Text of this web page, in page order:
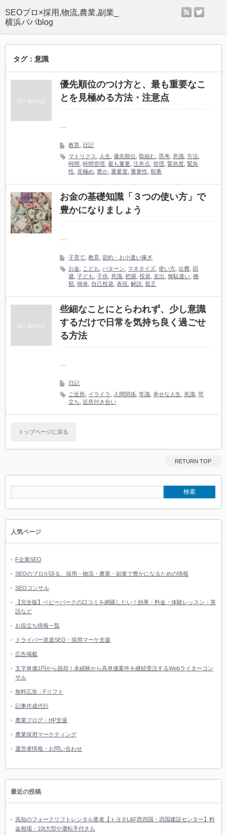
SEOプロ×採用,物流,農業,副業_
横浜パパblog
rss
タグ：意識
優先順位のつけ方と、最も重要なこ
とを見極める方法・注意点
…
教育 日記
マトリクス
人生 ,優先順位 ,取組む 思考 ,意識 ,方法
時間 ,時間管理 ,最も重要 ,注意点 ,管理 ,緊急度 ,緊急
性
見極め 豊か ,重要度 ,重要性 順番
お金の基礎知識「３つの使い方」で
豊かになりましょう
…
子育て ,教育 ,節約・お小遣い稼ぎ
お金
こども パターン マネタイズ ,使い方 ,出費 回
避 ,子ども ,子供 ,意識 ,把握 ,投資 ,支出 ,無駄遣い ,種
類 ,簡単 自己投資 ,表現 ,解説 ,貧乏
些細なことにとらわれず、少し意識
するだけで日常を気持ち良く過ごせ
る方法
…
日記
ご近所 イライラ 人間関係 ,常識 ,幸せな人生 ,意識 ,苛
立ち ,近所付き合い
トップページに戻る
RETURN TOP
人気ページ
F企業SEO
SEOのプロが語る、採用・物流・農業・副業で豊かになるための情報
SEOコンサル
【完全版】ベビーパークの口コミを網羅したい！効果・料金・体験レッスン・英
語など
お役立ち情報一覧
ドライバー派遣SEO・採用マーケ支援
広告掲載
文字単価1円から脱却！未経験から高単価案件を継続受注するWebライターコン
サル
無料広告：Fリフト
記事作成代行
農業ブログ・HP支援
農業採用マーケティング
運営者情報・お問い合わせ
最近の投稿
高知のフォークリフトレンタル業者【トヨタL&F西四国・四国建設センター】料
金相場・10t大型や運転手付きも